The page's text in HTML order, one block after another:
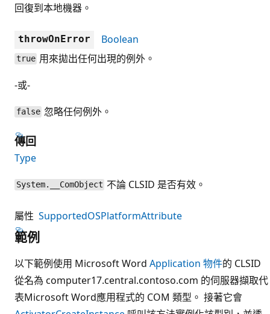
回復到本地機器。
throwOnError Boolean
true 用來拋出任何出現的例外。
-或-
false 忽略任何例外。
傳回
Type
System.__ComObject 不論 CLSID 是否有效。
屬性 SupportedOSPlatformAttribute
範例
以下範例使用 Microsoft Word Application 物件的 CLSID
從名為 computer17.central.contoso.com 的伺服器擷取代
表Microsoft Word應用程式的 COM 類型。 接著它會